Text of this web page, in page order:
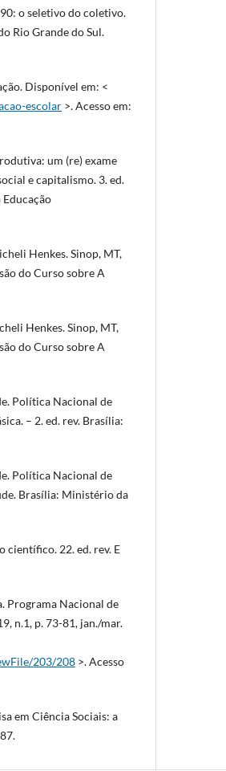
o seletivo do coletivo.
Rio Grande do Sul.
Disponível em: <
escolar >. Acesso em:
um (re) exame
e capitalismo. 3. ed.
Henkes. Sinop, MT,
do Curso sobre A
Henkes. Sinop, MT,
do Curso sobre A
Política Nacional de
– 2. ed. rev. Brasília:
Política Nacional de
Brasília: Ministério da
científico. 22. ed. rev. E
Programa Nacional de
n.1, p. 73-81, jan./mar.
203/208 >. Acesso
em Ciência Sociais: a